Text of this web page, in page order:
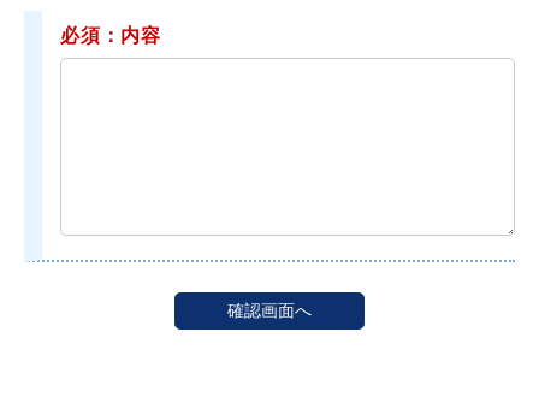
必須：内容